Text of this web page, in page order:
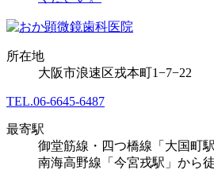
所在地
大阪市浪速区戎本町1−7−22
TEL.06-6645-6487
最寄駅
御堂筋線・四つ橋線「大国町
南海高野線「今宮戎駅」から